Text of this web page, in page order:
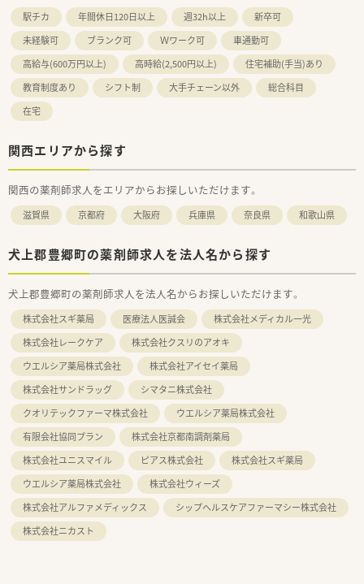
駅チカ 年間休日120日以上 週32h以上
新卒可
未経験可
ブランク可 Ｗワーク可
車通勤可
高給与(600万円以上)
高時給(2,500円以上)
住宅補助(手当)あり
教育制度あり
シフト制 大手チェーン以外
総合科目
在宅
関西エリアから探す
関西の薬剤師求人をエリアからお探しいただけます。
滋賀県 京都府 大阪府 兵庫県 奈良県 和歌山県
犬上郡豊郷町の薬剤師求人を法人名から探す
犬上郡豊郷町の薬剤師求人を法人名からお探しいただけます。
株式会社スギ薬局 医療法人医誠会
株式会社メディカル一光
株式会社レークケア
株式会社クスリのアオキ
ウエルシア薬局株式会社
株式会社アイセイ薬局
株式会社サンドラッグ
シマタニ株式会社
クオリテックファーマ株式会社
ウエルシア薬局株式会社
有限会社協同プラン
株式会社京都南調剤薬局
株式会社ユニスマイル
ピアス株式会社
株式会社スギ薬局
ウエルシア薬局株式会社
株式会社ウィーズ
株式会社アルファメディックス
シップヘルスケアファーマシー株式会社
株式会社ニカスト